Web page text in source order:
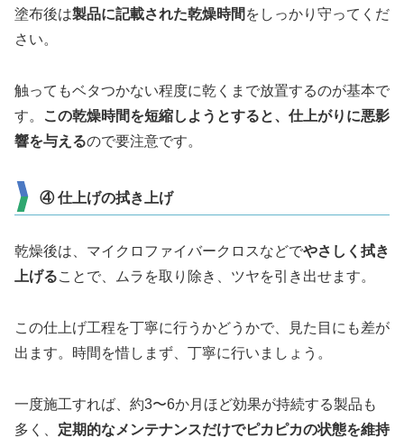
塗布後は製品に記載された乾燥時間 をしっかり守ってくだ
さい。
触ってもベタつかない程度に乾くまで放置するのが基本で
す。
この乾燥時間を短縮しようとすると、仕上がりに悪影
響を与えるので要注意です。
④ 仕上げの拭き上げ
乾燥後は、マイクロファイバークロスなどでやさしく拭き
上げることで、ムラを取り除き、ツヤを引き出せます。
この仕上げ工程を丁寧に行うかどうかで、見た目にも差が
出ます。時間を惜しまず、丁寧に行いましょう。
一度施工すれば、約3〜6か月ほど効果が持続する製品も
多く、 定期的なメンテナンスだけでピカピカの状態を維持